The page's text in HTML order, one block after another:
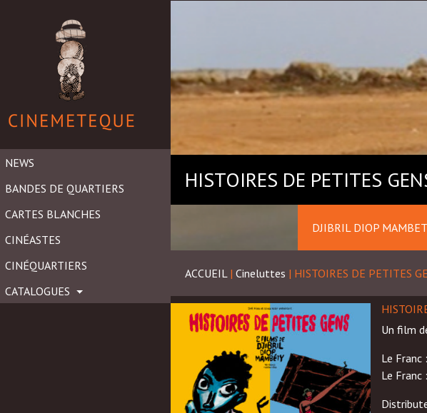
NEWS
BANDES DE QUARTIERS
CARTES BLANCHES
CINÉASTES
CINÉQUARTIERS
CATALOGUES
HISTOIRES DE PETITES
DJIBRIL DIOP
ACCUEIL | Cineluttes | HISTOIRES DE PETITES
Un film
Le
Le